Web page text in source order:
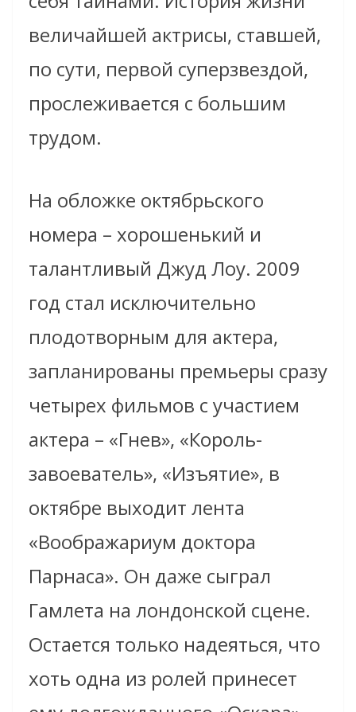
величайшей актрисы, ставшей,
по сути, первой суперзвездой,
прослеживается с большим
трудом.
На обложке октябрьского
номера – хорошенький и
талантливый Джуд Лоу. 2009
год стал исключительно
плодотворным для актера,
запланированы премьеры сразу
четырех фильмов с участием
актера – «Гнев», «Король-
завоеватель», «Изъятие», в
октябре выходит лента
«Воображариум доктора
Парнаса». Он даже сыграл
Гамлета на лондонской сцене.
Остается только надеяться, что
хоть одна из ролей принесет